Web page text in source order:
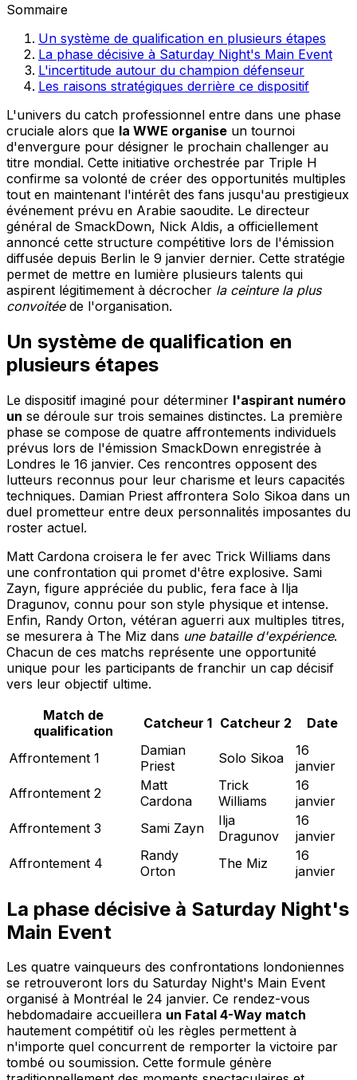
Sommaire
Un système de qualification en plusieurs étapes
La phase décisive à Saturday Night's Main Event
L'incertitude autour du champion défenseur
Les raisons stratégiques derrière ce dispositif
L'univers du catch professionnel entre dans une phase
cruciale alors que la WWE organise un tournoi
d'envergure pour désigner le prochain challenger au
titre mondial. Cette initiative orchestrée par Triple H
confirme sa volonté de créer des opportunités multiples
tout en maintenant l'intérêt des fans jusqu'au prestigieux
événement prévu en Arabie saoudite. Le directeur
général de SmackDown, Nick Aldis, a officiellement
annoncé cette structure compétitive lors de l'émission
diffusée depuis Berlin le 9 janvier dernier. Cette stratégie
permet de mettre en lumière plusieurs talents qui
aspirent légitimement à décrocher la ceinture la plus
convoitéede l'organisation.
Un système de qualification en
plusieurs étapes
Le dispositif imaginé pour déterminer l'aspirant numéro
un se déroule sur trois semaines distinctes. La première
phase se compose de quatre affrontements individuels
prévus lors de l'émission SmackDown enregistrée à
Londres le 16 janvier. Ces rencontres opposent des
lutteurs reconnus pour leur charisme et leurs capacités
techniques. Damian Priest affrontera Solo Sikoa dans un
duel prometteur entre deux personnalités imposantes du
roster actuel.
Matt Cardona croisera le fer avec Trick Williams dans
une confrontation qui promet d'être explosive. Sami
Zayn, figure appréciée du public, fera face à Ilja
Dragunov, connu pour son style physique et intense.
Enfin, Randy Orton, vétéran aguerri aux multiples titres,
se mesurera à The Miz dans une bataille d'expérience.
Chacun de ces matchs représente une opportunité
unique pour les participants de franchir un cap décisif
vers leur objectif ultime.
Match de
qualification
Catcheur 1 Catcheur 2 Date
Affrontement 1
Damian
Priest
Solo Sikoa
16
janvier
Affrontement 2
Matt
Cardona
Trick
Williams
16
janvier
Affrontement 3
Sami Zayn
Ilja
Dragunov
16
janvier
Affrontement 4
Randy
Orton
The Miz
16
janvier
La phase décisive à Saturday Night's
Main Event
Les quatre vainqueurs des confrontations londoniennes
se retrouveront lors du Saturday Night's Main Event
organisé à Montréal le 24 janvier. Ce rendez-vous
hebdomadaire accueillera un Fatal 4-Way match
hautement compétitif où les règles permettent à
n'importe quel concurrent de remporter la victoire par
tombé ou soumission. Cette formule génère